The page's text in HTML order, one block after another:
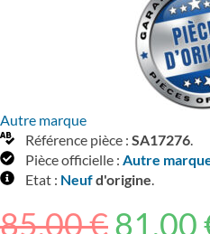
Autre marque
Référence pièce : SA17276
Pièce officielle : Autre
Etat : Neufd'origine
85,00€ Le
prix
81,00